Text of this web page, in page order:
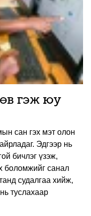
гэж юу
сан гэх мэт олон
Эдгээр нь
бичлэг үзэж,
боломжийг санал
судалгаа хийж,
туслахаар